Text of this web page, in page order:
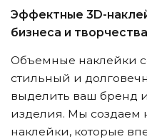
Эффектные 3D-
бизнеса и
Объемные наклейки
стильный и
выделить ваш бренд
изделия. Мы создаем
наклейки, которые